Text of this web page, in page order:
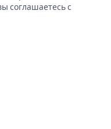
соглашаетесь с